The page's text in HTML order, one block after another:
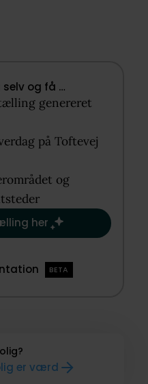
og få …​
genereret
på Toftevej
og
her
BETA
er værd